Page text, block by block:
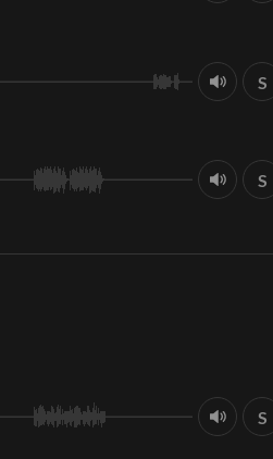
S
S
S